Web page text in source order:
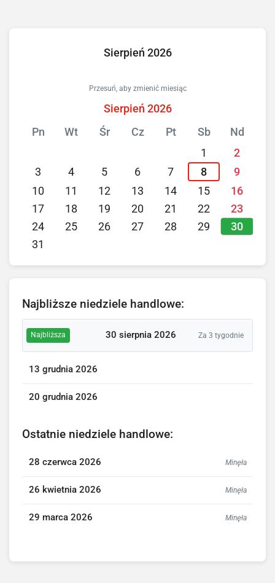
Sierpień 2026
Przesuń, aby zmienić miesiąc
Sierpień 2026
Pn
Wt Śr Cz Pt Sb
Nd
1
2
3
4 5 6 7 8
9
10
11 12 13 14 15
16
17
18 19 20 21 22
23
24
25 26 27 28 29 30
31
Najbliższe niedziele handlowe:
Najbliższa 30 sierpnia 2026 Za 3 tygodnie
13 grudnia 2026
20 grudnia 2026
Ostatnie niedziele handlowe:
28 czerwca 2026 Minęła
26 kwietnia 2026 Minęła
29 marca 2026 Minęła